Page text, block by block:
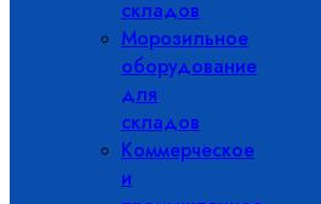
складов
Морозильное
оборудование
для
складов
Коммерческое
и